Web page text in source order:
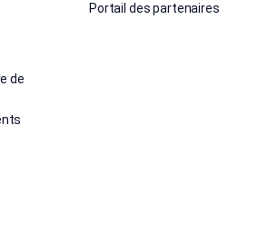
de
Portail des partenaires